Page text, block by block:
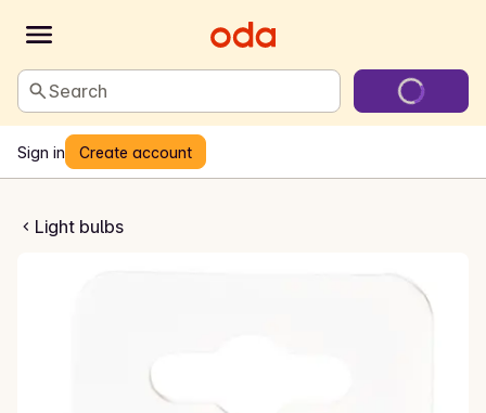
Search
Sign in Create account
Light bulbs
E27, varm hvit